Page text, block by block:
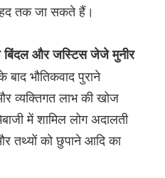
हद तक जा सकते हैं।
बिंदल और जस्टिस जेजे मुनीर
भौतिकवाद पुराने
व्यक्तिगत लाभ की खोज
में शामिल लोग अदालती
तथ्यों को छुपाने आदि का